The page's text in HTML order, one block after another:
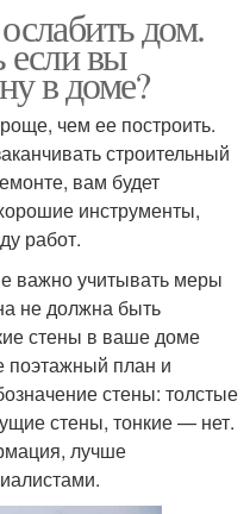
дом.
если вы
в доме?
чем ее построить.
строительный
вам будет
инструменты,
работ.
важно учитывать меры
не должна быть
стены в ваше доме
поэтажный план и
стены: толстые
стены, тонкие — нет.
лучше